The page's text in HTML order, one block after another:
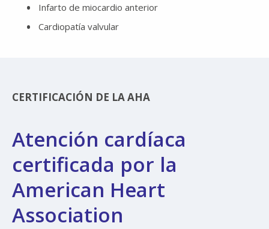
Infarto de miocardio anterior
Cardiopatía valvular
CERTIFICACIÓN DE LA AHA
Atención cardíaca
certificada por la
American Heart
Association